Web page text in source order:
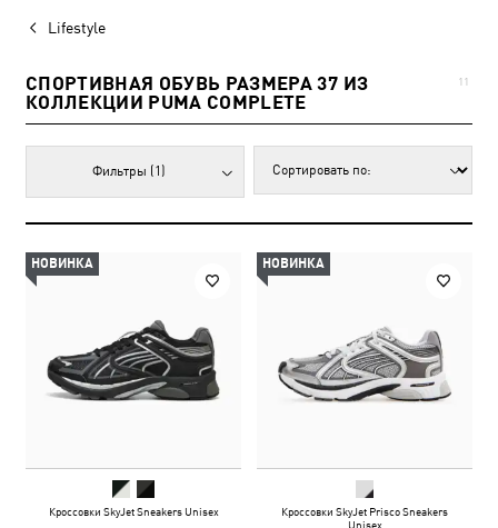
Lifestyle
СПОРТИВНАЯ ОБУВЬ РАЗМЕРА 37 ИЗ
КОЛЛЕКЦИИ PUMA COMPLETE
11
Фильтры (1)
НОВИНКА
Кроссовки SkyJet Sneakers Unisex
НОВИНКА
Кроссовки SkyJet Prisco Sneakers
Unisex